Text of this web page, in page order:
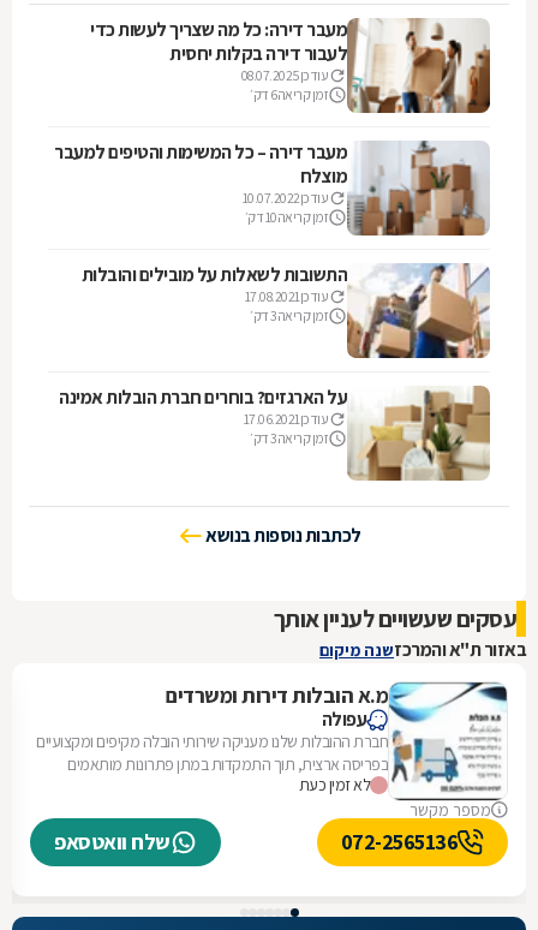
מעבר דירה: כל מה שצריך לעשות כדי
לעבור דירה בקלות יחסית
עודכן08.07.2025
זמן קריאה6 דק׳
מעבר דירה – כל המשימות והטיפים למעבר
מוצלח
עודכן10.07.2022
זמן קריאה10 דק׳
התשובות לשאלות על מובילים והובלות
עודכן 17.08.2021
זמן קריאה3 דק׳
על הארגזים? בוחרים חברת הובלות אמינה
עודכן 17.06.2021
זמן קריאה3 דק׳
לכתבות נוספות בנושא
עסקים שעשויים לעניין אותך
באזור ת"א והמרכזשנה מיקום
מ.א הובלות דירות ומשרדים
עפולה
חברת ההובלות שלנו מעניקה שירותי הובלה מקיפים ומקצועיים
בפריסה ארצית, תוך התמקדות במתן פתרונות מותאמים
אישית לכל לקוח. אנו מתמחים בהובלת...
לא זמין כעת
מספר מקשר
072-2565136 שלח וואטסאפ